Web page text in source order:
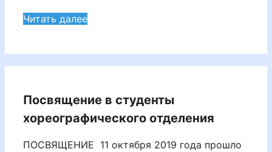
Читать далее
Посвящение в студенты
хореографического отделения
ПОСВЯЩЕНИЕ 11 октября 2019 года прошло